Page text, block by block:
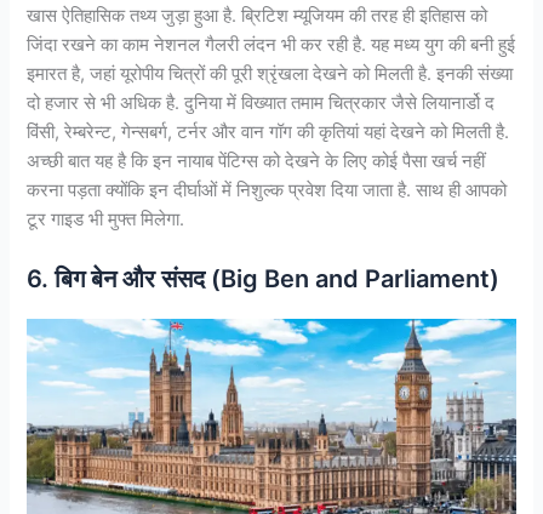
खास ऐतिहासिक तथ्य जुड़ा हुआ है. ब्रिटिश म्यूजियम की तरह ही इतिहास को
जिंदा रखने का काम नेशनल गैलरी लंदन भी कर रही है. यह मध्य युग की बनी हुई
इमारत है, जहां यूरोपीय चित्रों की पूरी श्रृंखला देखने को मिलती है. इनकी संख्या
दो हजार से भी अधिक है. दुनिया में विख्यात तमाम चित्रकार जैसे लियानार्डो द
विंसी, रेम्बरेन्ट, गेन्सबर्ग, टर्नर और वान गॉग की कृतियां यहां देखने को मिलती है.
अच्छी बात यह है कि इन नायाब पेंटिग्स को देखने के लिए कोई पैसा खर्च नहीं
करना पड़ता क्यों​कि इन दीर्घाओं में निशुल्क प्रवेश दिया जाता है. साथ ही आपको
टूर गाइड भी मुफ्त मिलेगा.
6. बिग बेन और संसद (Big Ben and Parliament)